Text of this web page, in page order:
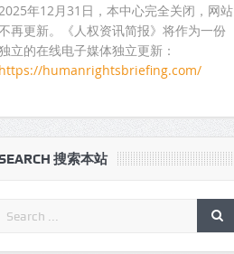
年12月31日，本中心完全关闭，网站
再更新。《人权资讯简报》将作为一份
立的在线电子媒体独立更新：
https://humanrightsbriefing.com/
搜索本站